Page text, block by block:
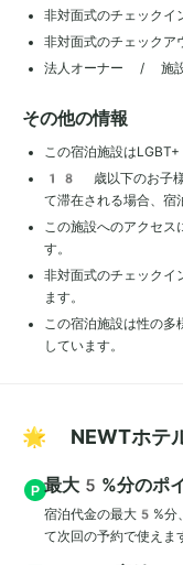
非対面式のチェックイ
非対面式のチェックア
法人オーナー / 施
その他の情報
この宿泊施設は
18 歳以下のお子様
て滞在される場合、宿
この施設へのアクセス
す。
非対面式のチェックイ
ます。
この宿泊施設は性の
しています。
🌟 NEWTホテ
最大5%分のポ
宿泊代金の最大5%分
て次回の予約で使えま